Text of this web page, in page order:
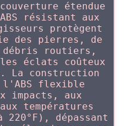
étendue
résistant aux
protègent
des pierres, de
débris routiers,
éclats coûteux
La construction
l'ABS flexible
impacts, aux
températures
220°F), dépassant